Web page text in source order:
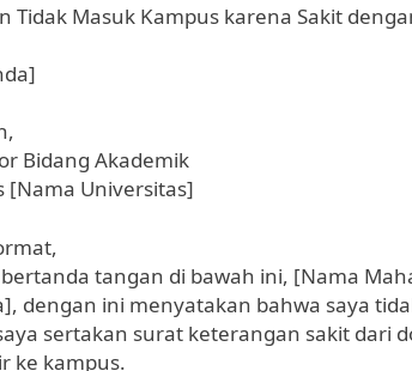
Tidak Masuk Kampus karena Sakit
Bidang Akademik
[Nama Universitas]
bertanda tangan di bawah ini, [Nama
dengan ini menyatakan bahwa saya
sertakan surat keterangan sakit dari
ke kampus.